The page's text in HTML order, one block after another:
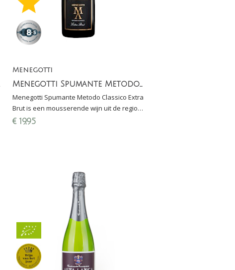
Menegotti
Menegotti Spumante Metodo Classico Extra Brut (100% Garganega)
Menegotti Spumante Metodo Classico Extra
Brut is een mousserende wijn uit de regio
Verona gemaakt van 100% Garganega
€19,95